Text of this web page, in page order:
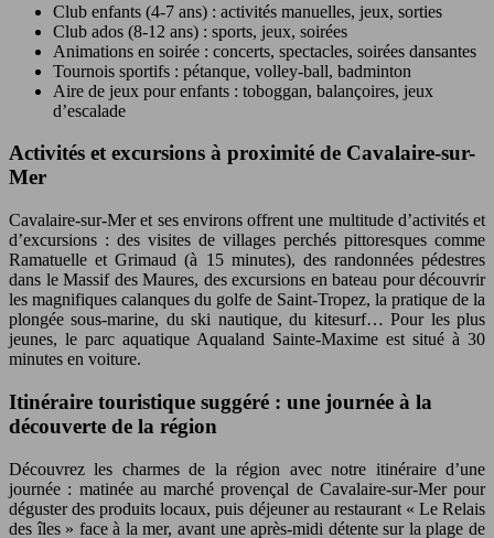
Club enfants (4-7 ans) : activités manuelles, jeux, sorties
Club ados (8-12 ans) : sports, jeux, soirées
Animations en soirée : concerts, spectacles, soirées dansantes
Tournois sportifs : pétanque, volley-ball, badminton
Aire de jeux pour enfants : toboggan, balançoires, jeux
d’escalade
Activités et excursions à proximité de Cavalaire-sur-
Mer
Cavalaire-sur-Mer et ses environs offrent une multitude d’activités et
d’excursions : des visites de villages perchés pittoresques comme
Ramatuelle et Grimaud (à 15 minutes), des randonnées pédestres
dans le Massif des Maures, des excursions en bateau pour découvrir
les magnifiques calanques du golfe de Saint-Tropez, la pratique de la
plongée sous-marine, du ski nautique, du kitesurf… Pour les plus
jeunes, le parc aquatique Aqualand Sainte-Maxime est situé à 30
minutes en voiture.
Itinéraire touristique suggéré : une journée à la
découverte de la région
Découvrez les charmes de la région avec notre itinéraire d’une
journée : matinée au marché provençal de Cavalaire-sur-Mer pour
déguster des produits locaux, puis déjeuner au restaurant « Le Relais
des îles » face à la mer, avant une après-midi détente sur la plage de